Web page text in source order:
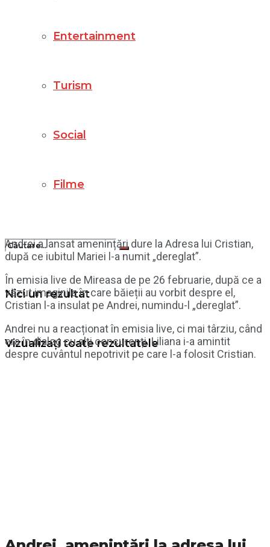
Entertainment
Turism
Social
Filme
Nici un rezultat
Vizualizați toate rezultatele
Andrei a lansat amenințări dure la Adresa lui Cristian,
după ce iubitul Mariei l-a numit „dereglat”.
În emisia live de Mireasa de pe 26 februarie, după ce a
văzut imaginile în care băieții au vorbit despre el,
Cristian l-a insulat pe Andrei, numindu-l „dereglat”.
Andrei nu a reacționat în emisia live, ci mai târziu, când
era în dialog cu alți concurenți. Liliana i-a amintit
despre cuvântul nepotrivit pe care l-a folosit Cristian.